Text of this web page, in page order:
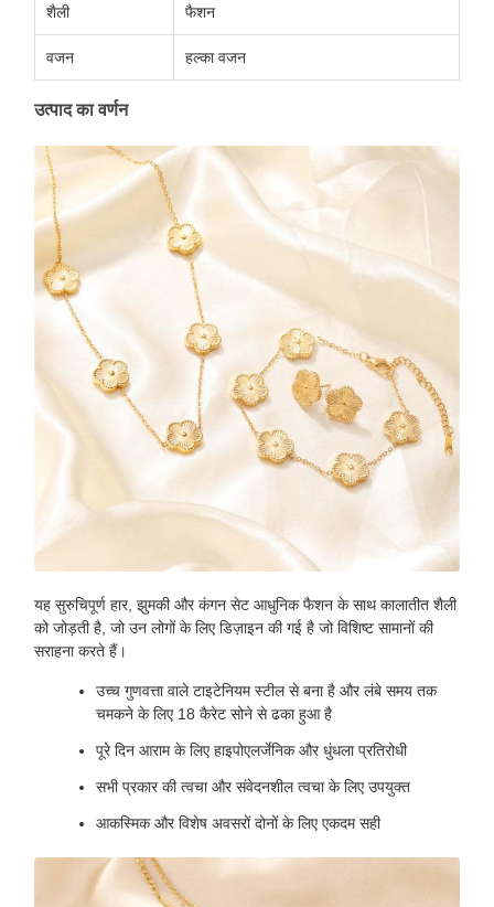
शैली फैशन
वजन हल्का वजन
उत्पाद का वर्णन
यह सुरुचिपूर्ण हार, झुमकी और कंगन सेट आधुनिक फैशन के साथ कालातीत शैली
को जोड़ती है, जो उन लोगों के लिए डिज़ाइन की गई है जो विशिष्ट सामानों की
सराहना करते हैं।
उच्च गुणवत्ता वाले टाइटेनियम स्टील से बना है और लंबे समय तक
चमकने के लिए 18 कैरेट सोने से ढका हुआ है
पूरे दिन आराम के लिए हाइपोएलर्जेनिक और धुंधला प्रतिरोधी
सभी प्रकार की त्वचा और संवेदनशील त्वचा के लिए उपयुक्त
आकस्मिक और विशेष अवसरों दोनों के लिए एकदम सही